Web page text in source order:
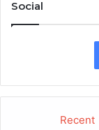
Social
Recent